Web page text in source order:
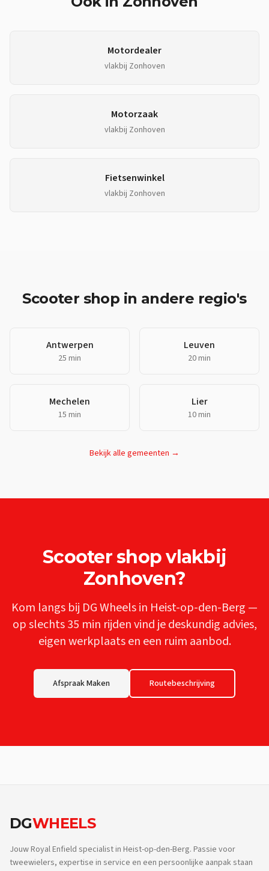
Motordealer
vlakbij Zonhoven
Motorzaak
vlakbij Zonhoven
Fietsenwinkel
vlakbij Zonhoven
Scooter shop in andere regio's
Antwerpen
25 min
Leuven
20 min
Mechelen
15 min
Lier
10 min
Bekijk alle gemeenten →
Scooter shopvlakbij
Zonhoven?
Kom langs bij DG Wheels in Heist-op-den-Berg —
op slechts35 min rijden vind je deskundig advies,
eigen werkplaats en een ruim aanbod.
Afspraak Maken Routebeschrijving
DGWHEELS
Jouw Royal Enfield specialist in Heist-op-den-Berg. Passie voor
tweewielers, expertise in service en een persoonlijke aanpak staan